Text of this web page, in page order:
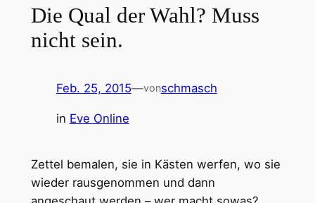
Die Qual der Wahl? Muss
nicht sein.
Feb. 25, 2015—vonschmasch
in Eve Online
Zettel bemalen, sie in Kästen werfen, wo sie
wieder rausgenommen und dann